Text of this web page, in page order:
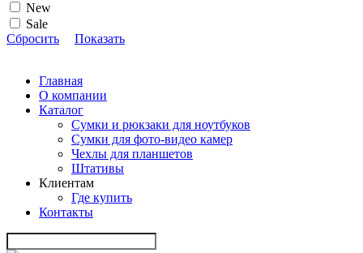
New
Sale
Сбросить
Показать
Главная
О компании
Каталог
Сумки и рюкзаки для ноутбуков
Сумки для фото-видео камер
Чехлы для планшетов
Штативы
Клиентам
Где купить
Контакты